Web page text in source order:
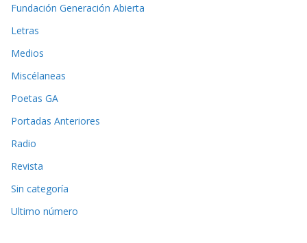
Fundación Generación Abierta
Letras
Medios
Miscélaneas
Poetas GA
Portadas Anteriores
Radio
Revista
Sin categoría
Ultimo número